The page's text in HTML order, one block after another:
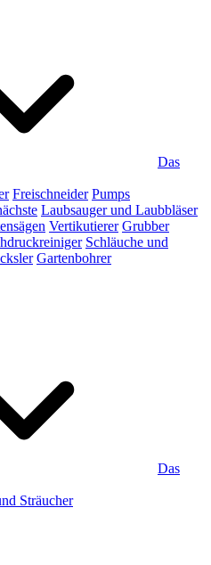
Das
Freischneider Pumps
Laubsauger und Laubbläser
Vertikutierer Grubber
Schläuche und
Gartenbohrer
Das
Sträucher